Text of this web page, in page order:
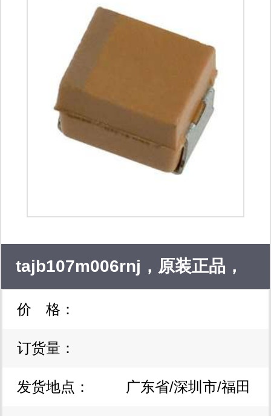
tajb107m006rnj，原装正品，
价格优势，实单来谈!
价 格：
订货量：
发货地点： 广东省/深圳市/福田